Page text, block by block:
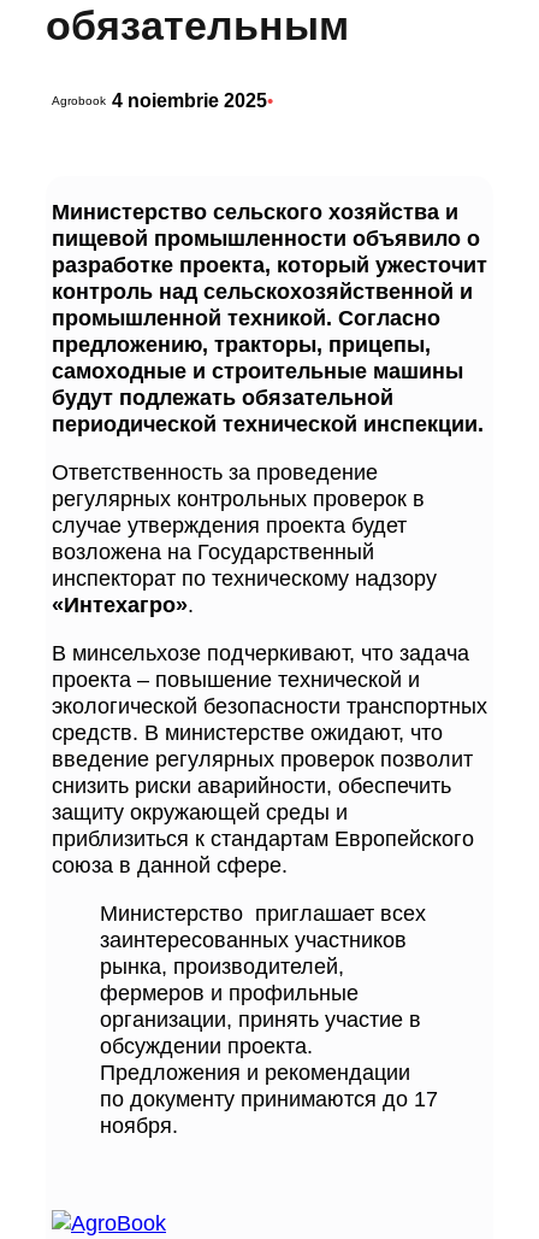
обязательным
Agrobook 4 noiembrie 2025•
Министерство сельского хозяйства и
пищевой промышленности объявило о
разработке проекта, который ужесточит
контроль над сельскохозяйственной и
промышленной техникой. Согласно
предложению, тракторы, прицепы,
самоходные и строительные машины
будут подлежать обязательной
периодической технической инспекции.
Ответственность за проведение
регулярных контрольных проверок в
случае утверждения проекта будет
возложена на Государственный
инспекторат по техническому надзору
«Интехагро».
В минсельхозе подчеркивают, что задача
проекта – повышение технической и
экологической безопасности транспортных
средств. В министерстве ожидают, что
введение регулярных проверок позволит
снизить риски аварийности, обеспечить
защиту окружающей среды и
приблизиться к стандартам Европейского
союза в данной сфере.
Министерство приглашает всех
заинтересованных участников
рынка, производителей,
фермеров и профильные
организации, принять участие в
обсуждении проекта.
Предложения и рекомендации
по документу принимаются до 17
ноября.